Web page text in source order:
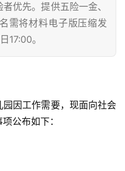
优先。提供五险一金、
需将材料电子版压缩发
17:00。
因工作需要，现面向社会
公布如下：